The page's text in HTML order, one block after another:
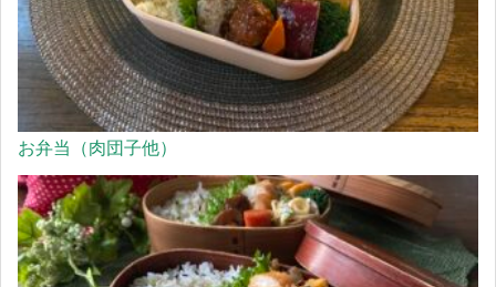
お弁当（肉団子他）